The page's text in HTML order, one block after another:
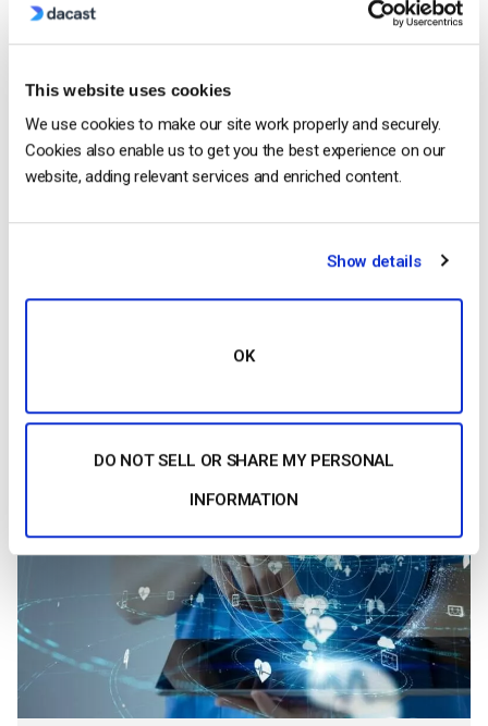
This website uses cookies
We use cookies to make our site work properly and securely.
Cookies also enable us to get you the best experience on our
website, adding relevant services and enriched content.
Show details
OK
DO NOT SELL OR SHARE MY PERSONAL
INFORMATION
streaming de haute qualité, notre connexion fiable et la
protection de la lecture.
Résultats : Qu’est-ce que Cast a réalisé avec
l’aide de Dacast ?
Jusqu’à présent, Cast a organisé cinq événements avec
Dacast. Il s’agit toutefois du début d’une longue série
Cast a accepté que les événements virtuels soient
hybrides même après que la crise COVID se soit apaisée.